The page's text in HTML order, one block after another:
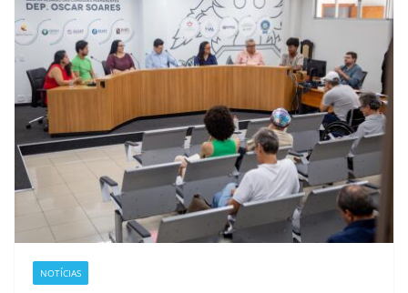
NOTÍCIAS